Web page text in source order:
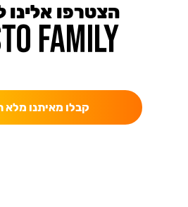
הצטרפו אלינו
קבלו מאיתנו מלא